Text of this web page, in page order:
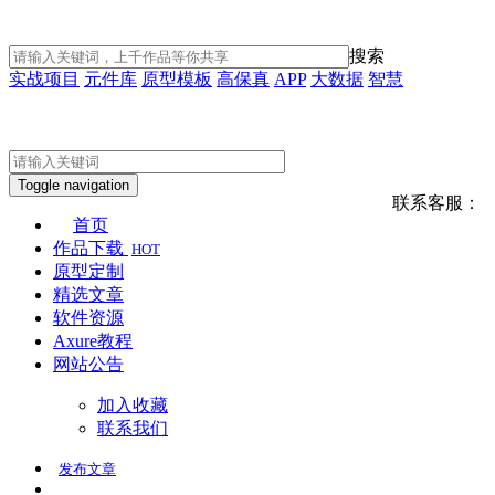
搜索
实战项目 元件库 原型模板 高保真 APP 大数据 智慧
联系客服：
Toggle navigation
首页
作品下载 HOT
原型定制
精选文章
软件资源
Axure教程
网站公告
加入收藏
联系我们
发布文章